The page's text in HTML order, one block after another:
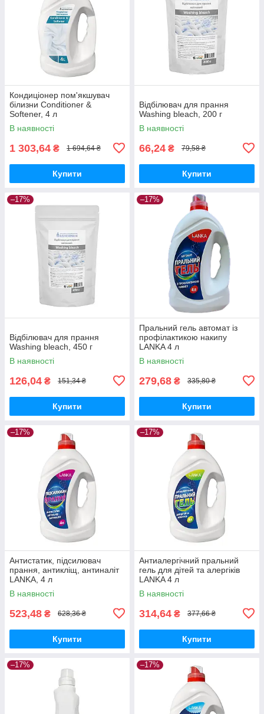
Кондиціонер пом'якшувач
білизни Conditioner &
Softener, 4 л
В наявності
1 303,64 ₴ 1 694,64 ₴
Купити
Відбілювач для прання
Washing bleach, 200 г
В наявності
66,24 ₴ 79,58 ₴
Купити
–17%
Відбілювач для прання
Washing bleach, 450 г
В наявності
126,04 ₴ 151,34 ₴
Купити
–17%
Пральний гель автомат із
профілактикою накипу
LANKA 4 л
В наявності
279,68 ₴ 335,80 ₴
Купити
–17%
Антистатик, підсилювач
прання, антикліщ, антиналіт
LANKA, 4 л
В наявності
523,48 ₴ 628,36 ₴
Купити
–17%
Антиалергічний пральний
гель для дітей та алергіків
LANKA 4 л
В наявності
314,64 ₴ 377,66 ₴
Купити
–17% –17%